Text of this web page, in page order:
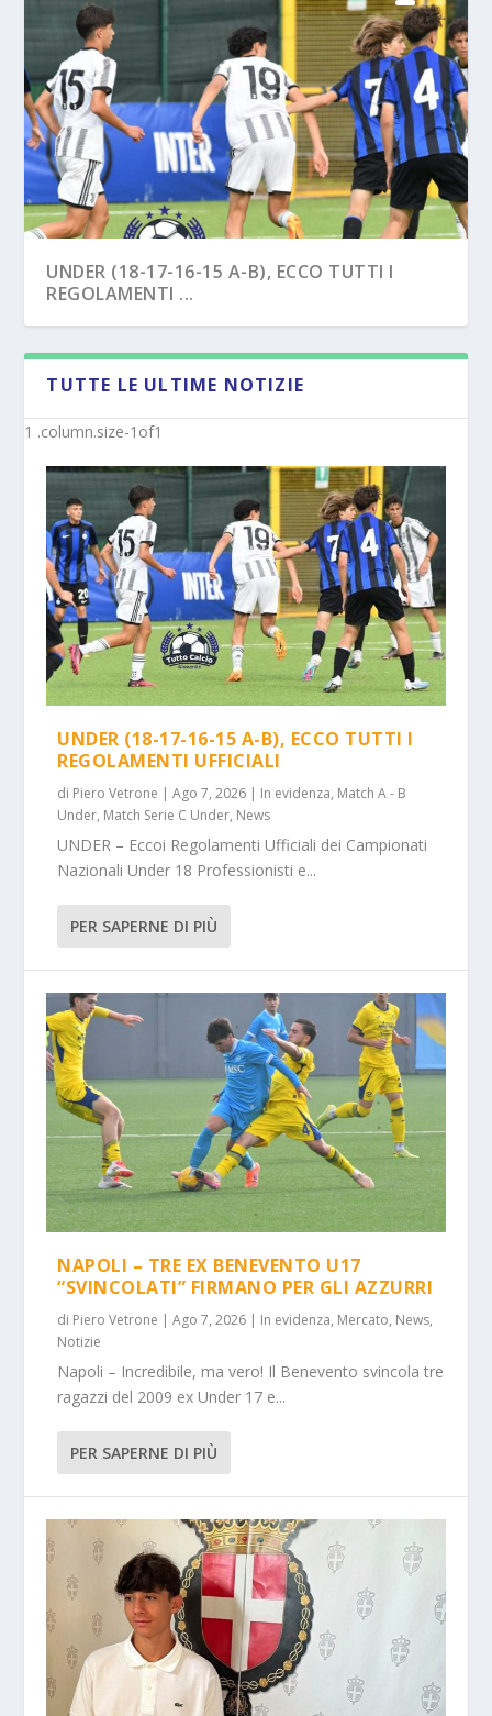
UNDER (18-17-16-15 A-B), ECCO TUTTI I
REGOLAMENTI ...
NAPOLI – TRE EX BENEVENTO U17
“SVINCOL...
SAVOIA – COLPO CAPASSO PER L’UNDER 15
TUTTE LE ULTIME NOTIZIE
UNDER (18-17-16-15 A-B), ECCO TUTTI I
REGOLAMENTI UFFICIALI
di Piero Vetrone |Ago 7, 2026 | In evidenza, Match A - B
Under, Match Serie C Under, News
UNDER – Eccoi Regolamenti Ufficiali dei Campionati
Nazionali Under 18 Professionisti e...
PER SAPERNE DI PIÙ
NAPOLI – TRE EX BENEVENTO U17
“SVINCOLATI” FIRMANO PER GLI AZZURRI
di Piero Vetrone |Ago 7, 2026 | In evidenza, Mercato, News,
Notizie
Napoli – Incredibile, ma vero! Il Benevento svincola tre
ragazzi del 2009 ex Under 17 e...
PER SAPERNE DI PIÙ